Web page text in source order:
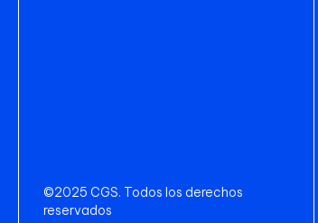
©2025 CGS. Todos los derechos
reservados